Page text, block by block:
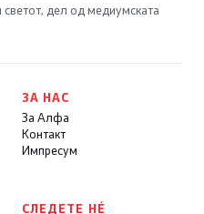
дел од медиумската
ЗА НАС
За Алфа
Контакт
Импресум
СЛЕДЕТЕ НÉ